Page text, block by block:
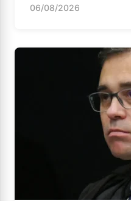
06/08/2026